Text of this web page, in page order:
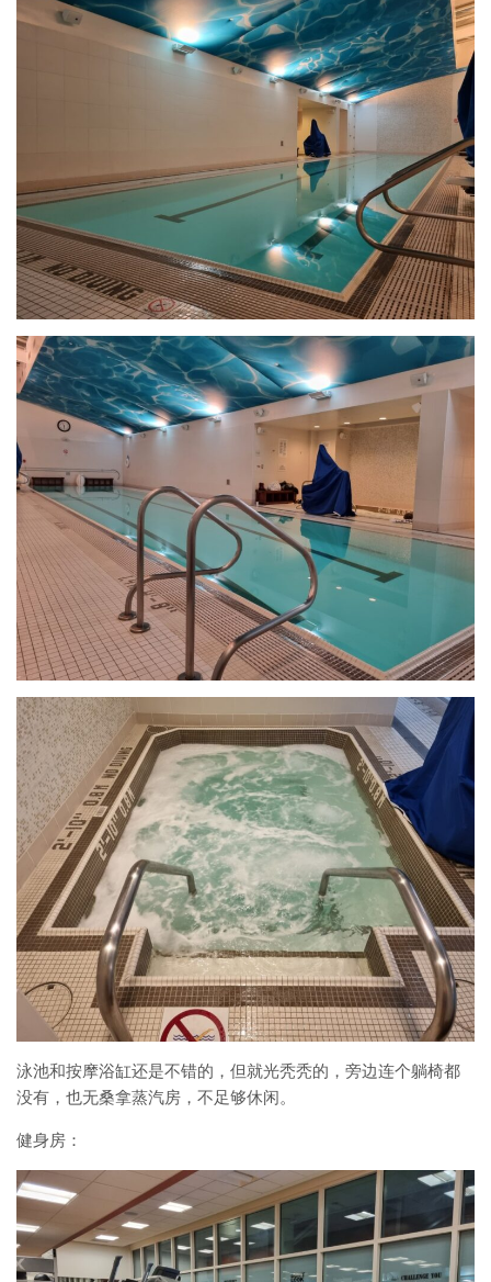
泳池和按摩浴缸还是不错的，但就光秃秃的，旁边连个躺椅都
没有，也无桑拿蒸汽房，不足够休闲。
健身房：